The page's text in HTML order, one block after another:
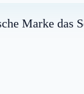
Marke das